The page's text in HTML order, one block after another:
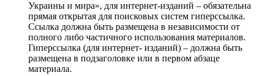
Украины и мира», для интернет-изданий – обязательна
прямая открытая для поисковых систем гиперссылка.
Ссылка должна быть размещена в независимости от
полного либо частичного использования материалов.
Гиперссылка (для интернет- изданий) – должна быть
размещена в подзаголовке или в первом абзаце
материала.